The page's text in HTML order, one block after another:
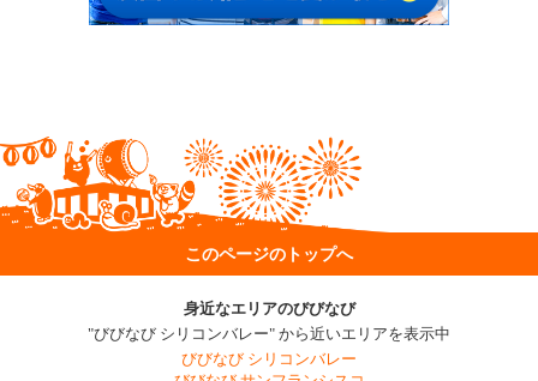
このページのトップへ
身近なエリアのびびなび
"びびなび シリコンバレー" から近いエリアを表示中
びびなび シリコンバレー